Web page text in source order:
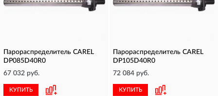
Парораспределитель CAREL
DP085D40R0
67 032 руб.
КУПИТЬ
Парораспределитель CAREL
DP105D40R0
72 084 руб.
КУПИТЬ